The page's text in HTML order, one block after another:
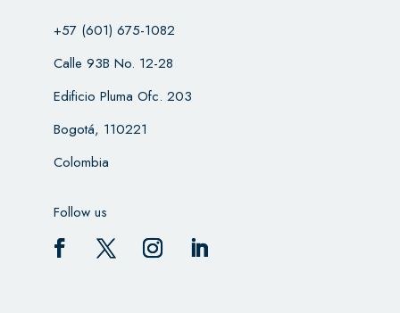
+57 (601) 675-1082
Calle 93B No. 12-28
Edificio Pluma Ofc. 203
Bogotá, 110221
Colombia
Follow us